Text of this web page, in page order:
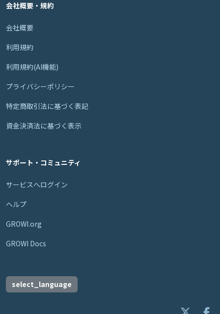
会社概要・規約
会社概要
利用規約
利用規約(AI機能)
プライバシーポリシー
特定商取引法に基づく表記
資金決済法に基づく表示
サポート・コミュニティ
サービスへログイン
ヘルプ
GROWI.org
GROWI Docs
select_language